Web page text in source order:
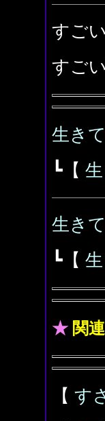
すご
すご
生き
┗【
生き
┗【
★ 関
【 す